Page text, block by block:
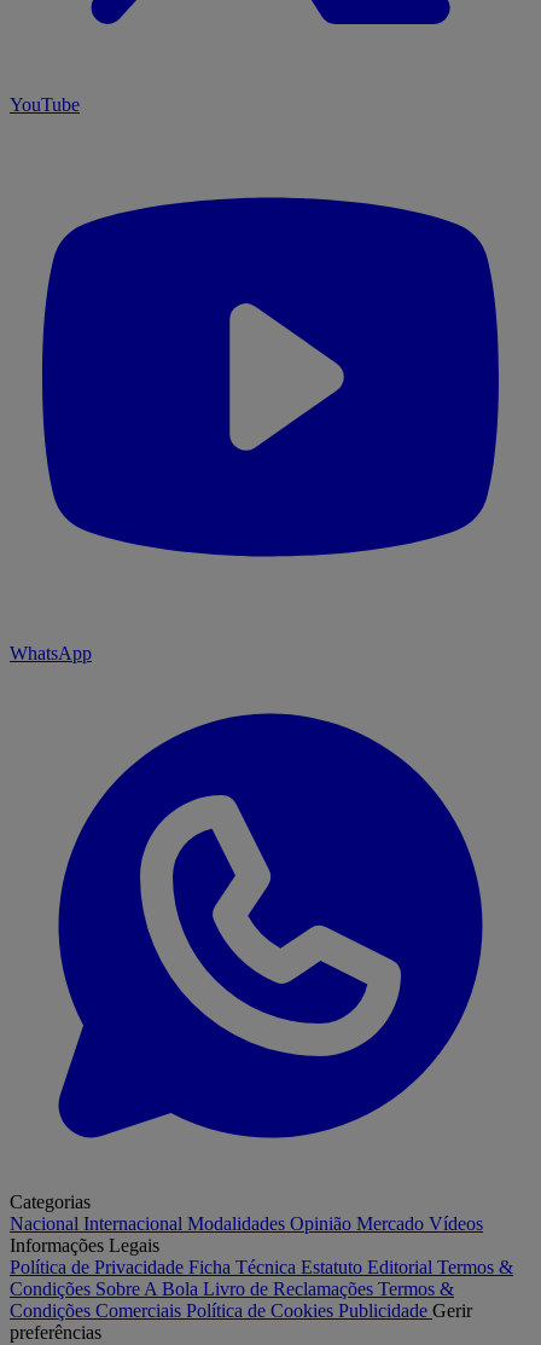
YouTube
WhatsApp
Categorias
Nacional Internacional Modalidades Opinião Mercado Vídeos
Informações Legais
Política de Privacidade Ficha Técnica Estatuto Editorial Termos &
Condições Sobre A Bola Livro de Reclamações Termos &
Condições Comerciais Política de Cookies Publicidade Gerir
preferências